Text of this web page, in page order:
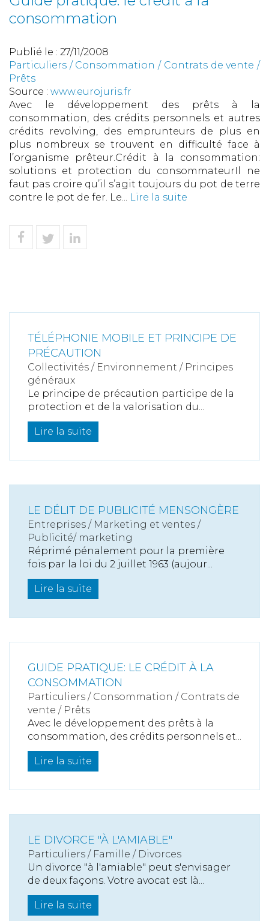
consommation
Publié le : 27/11/2008
Particuliers / Consommation / Contrats de vente /
Prêts
Source : www.eurojuris.fr
Avec le développement des prêts à la
consommation, des crédits personnels et autres
crédits revolving, des emprunteurs de plus en
plus nombreux se trouvent en difficulté face à
l’organisme prêteur.Crédit à la consommation:
solutions et protection du consommateurIl ne
faut pas croire qu’il s’agit toujours du pot de terre
contre le pot de fer. Le... Lire la suite
TÉLÉPHONIE MOBILE ET PRINCIPE DE
PRÉCAUTION
Collectivités / Environnement / Principes
généraux
Le principe de précaution participe de la
protection et de la valorisation du...
Lire la suite
LE DÉLIT DE PUBLICITÉ MENSONGÈRE
Entreprises / Marketing et ventes /
Publicité/ marketing
Réprimé pénalement pour la première
fois par la loi du 2 juillet 1963 (aujour...
Lire la suite
GUIDE PRATIQUE: LE CRÉDIT À LA
CONSOMMATION
Particuliers / Consommation / Contrats de
vente / Prêts
Avec le développement des prêts à la
consommation, des crédits personnels et...
Lire la suite
LE DIVORCE "À L'AMIABLE"
Particuliers / Famille / Divorces
Un divorce "à l'amiable" peut s'envisager
de deux façons. Votre avocat est là...
Lire la suite